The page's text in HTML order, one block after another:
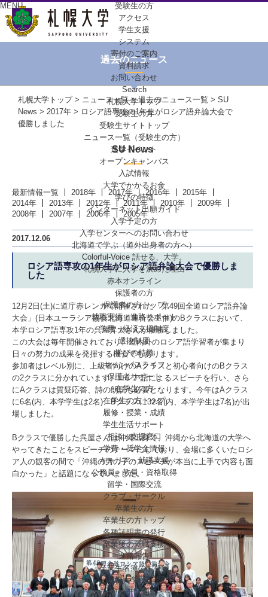
MENU
受験生の方
アクセス
学生支援
システム
寄付のご案内
資料請求
お問い合わせ
Search
札幌大学トップ
受験生の方
受験生サイトトップ
ニュース一覧（受験生の方）
進学イベント
オープンキャンパス
入試情報
大学でかかるお金
学びの特徴
インターネット出願ガイド
入学予定の方
入学センターへのお問い合わせ
北海道で学ぶ（道外出身者の方へ）
Colorful-Voice 話せる、大学。
札幌大学に入学を決めた理由
赤本オンライン
保護者の方
保護者の方トップ
就職実績・進路サポート
学費・経済支援制度
選抜制度
学びの特徴
キャンパスライフ
保護者サポート
在学生の方
在学生の方トップ
履修・授業・成績
学生生活サポート
相談・支援窓口
学費・奨学金情報
キャリア・就職支援
公務員・教員・資格取得
留学・国際交流
クラブ・サークル
卒業生の方
卒業生の方トップ
各種証明書の発行
卒業後の就職支援
進路報告
卒業生名簿のご登録
札幌大学校友会
リンデン通信
過去のニュース
札幌大学トップ> ニュース一覧>過去のニュース一覧 > SU
News > 2017年 > ロシア語専攻の1年生がロシア語弁論大会で
優勝しました
SU News
最新情報一覧 2018年 2017年 2016年
2015年
2014年
2013年 2012年 2011年 2010年
2009年
2008年
2007年 2006年 2005年
2017.12.06
ロシア語専攻の1年生がロシア語弁論大会で優勝しま
した
12月2日(土)に道庁赤レンガで開催された「第49回全道ロシア語弁論
大会」(日本ユーラシア協会北海道連合会主催)のBクラスにおいて、
本学ロシア語専攻1年の呉屋昇太さんが優勝しました。
この大会は毎年開催されており、道内外のロシア語学習者が集まり
日々の努力の成果を発揮する機会でもあります。
参加者はレベル別に、上級者向けのAクラスと初心者向けのBクラス
の2クラスに分かれています。ロシア語によるスピーチを行い、さら
にAクラスは質疑応答、詩の朗読も必要となります。今年はAクラス
に6名(内、本学学生は2名)、Bクラスに32名(内、本学学生は7名)が出
場しました。
Bクラスで優勝した呉屋さんは沖縄出身で、沖縄から北海道の大学へ
やってきたことをスピーチのテーマにしており、会場に多くいたロシ
ア人の観客の間で「沖縄の男の子のスピーチが本当に上手で内容も面
白かった」と話題になっていました。